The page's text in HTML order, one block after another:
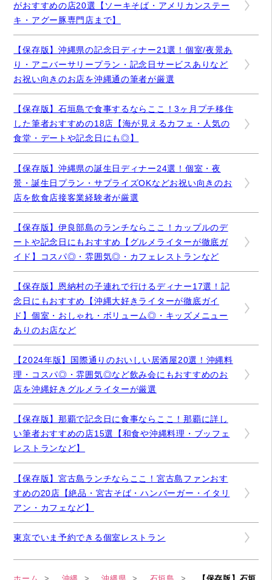
がおすすめの店20選【ソーキそば・アメリカンステー
キ・アグー豚専門店まで】
【保存版】沖縄県の記念日ディナー21選！個室/夜景あ
り・アニバーサリープラン・記念日サービスありなど
お祝い向きのお店を沖縄通の筆者が厳選
【保存版】石垣島で食事するならここ！3ヶ月プチ移住
した筆者おすすめの18店【海が見えるカフェ・人気の
食堂・デートや記念日にも◎】
【保存版】沖縄県の誕生日ディナー24選！個室・夜
景・誕生日プラン・サプライズOKなどお祝い向きのお
店を飲食店接客業経験者が厳選
【保存版】伊良部島のランチならここ！カップルのデ
ートや記念日にもおすすめ【グルメライターが徹底ガ
イド】コスパ◎・雰囲気◎・カフェレストランなど
【保存版】恩納村の子連れで行けるディナー17選！記
念日にもおすすめ【沖縄大好きライターが徹底ガイ
ド】個室・おしゃれ・ボリューム◎・キッズメニュー
ありのお店など
【2024年版】国際通りのおいしい居酒屋20選！沖縄料
理・コスパ◎・雰囲気◎など飲み会にもおすすめのお
店を沖縄好きグルメライターが厳選
【保存版】那覇で記念日に食事ならここ！那覇に詳し
い筆者おすすめの店15選【和食や沖縄料理・ブッフェ
レストランなど】
【保存版】宮古島ランチならここ！宮古島ファンおす
すめの20店【絶品・宮古そば・ハンバーガー・イタリ
アン・カフェなど】
東京でいま予約できる個室レストラン